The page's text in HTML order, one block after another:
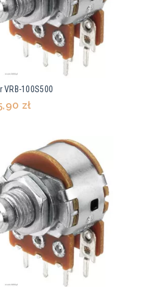
VRB-100S500
zł